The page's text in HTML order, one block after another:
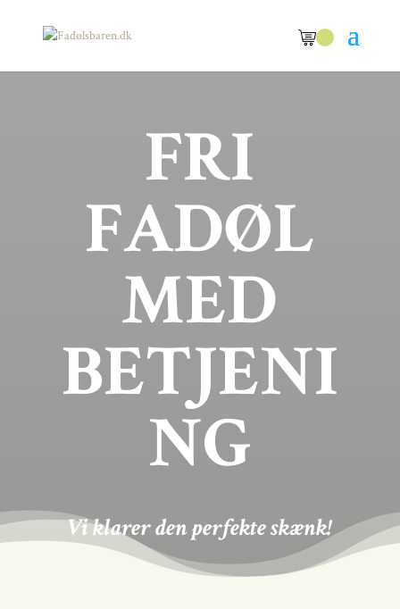
FRI
FADØL
MED
BETJENI
NG
Vi klarer den perfekte skænk!